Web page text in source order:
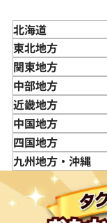
北海道
東北地方
青森県
岩手県
宮城県
秋田県
山形県
福島県
関東地方
東京都
神奈川県
埼玉県
千葉県
茨城県
栃木県
群馬県
中部地方
新潟県
富山県
石川県
山梨県
長野県
岐阜県
静岡県
近畿地方
三重県
滋賀県
京都府
兵庫県
奈良県
中国地方
鳥取県
島根県
広島県
山口県
四国地方
徳島県
愛媛県
九州地方・沖縄
佐賀県
長崎県